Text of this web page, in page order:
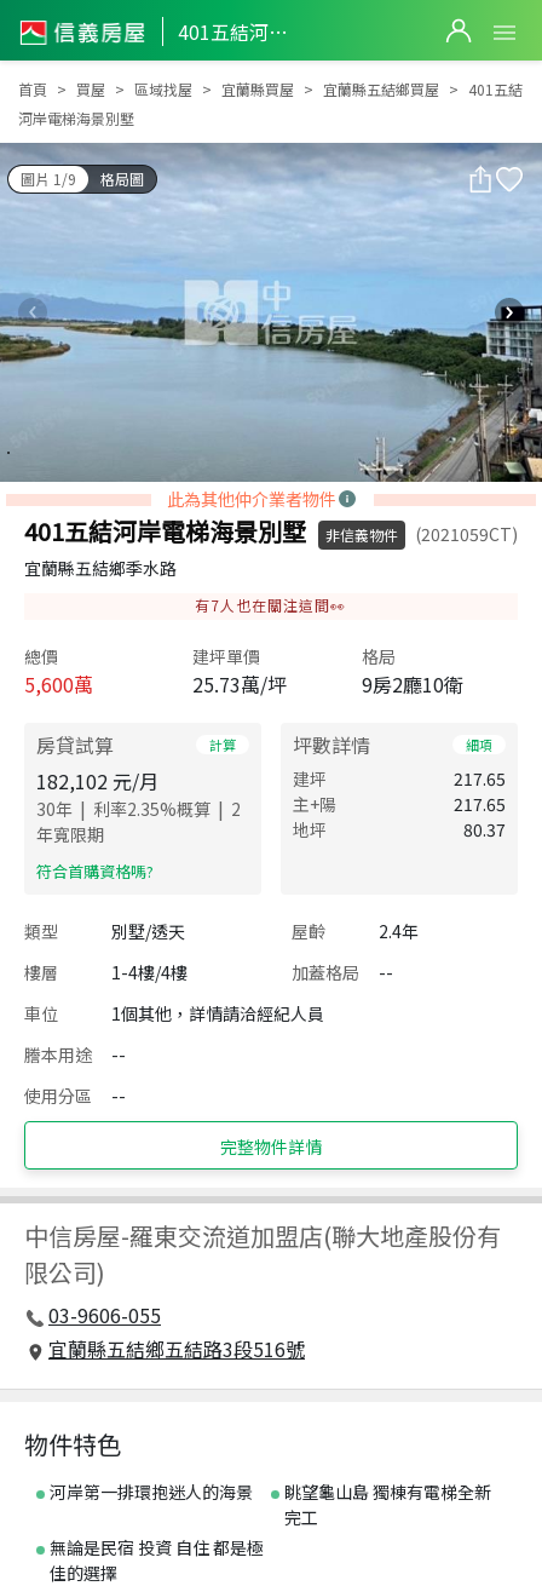
401五結河岸電梯海景別墅
401五結河岸電梯海景別墅
首頁 買屋 區域找屋 宜蘭縣買屋 宜蘭縣五結鄉買屋
401五結
河岸電梯海景別墅
圖片 1/9 格局圖
此為其他仲介業者物件
401五結河岸電梯海景別墅 非信義物件
(2021059CT)
宜蘭縣五結鄉季水路
有7人也在關注這間👀
總價
5,600萬
建坪單價
25.73萬/坪
格局
9房2廳10衛
房貸試算 計算
182,102 元/月
30年 | 利率2.35%概算 | 2
年寬限期
​符合首購資格嗎?
坪數詳情 細項
建坪
217.65
主+陽
217.65
地坪
80.37
類型 別墅/透天 屋齡
2.4年
樓層
1-4樓/4樓 加蓋格局
--
車位
1個其他，詳情請洽經紀人員
謄本用途
--
使用分區
--
完整物件詳情
中信房屋-羅東交流道加盟店(聯大地產股份有
限公司)
03-9606-055
宜蘭縣五結鄉五結路3段516號
物件特色
河岸第一排環抱迷人的海景
眺望龜山島 獨棟有電梯全新
完工
無論是民宿 投資 自住 都是極
佳的選擇